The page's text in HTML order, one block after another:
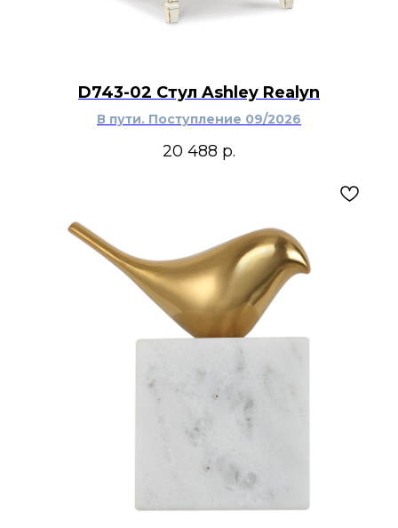
D743-02 Стул Ashley Realyn
В пути. Поступление 09/2026
20 488 р.